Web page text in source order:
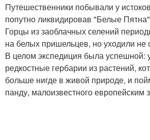
Путешественники побывали у
попутно ликвидировав "Белые Пятна"
Горцы из заоблачных селений
на белых пришельцев, но уходили не
В целом экспедиция была успешной:
редкостные гербарии из растений,
больше нигде в живой природе, и
панду, малоизвестного европейским